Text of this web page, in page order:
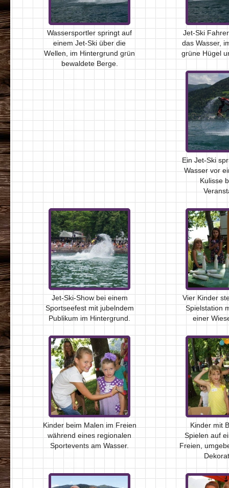
Wassersportler springt auf
einem Jet-Ski über die
Wellen, im Hintergrund grün
bewaldete Berge.
Jet-Ski
das Wasser,
grüne Hügel
Ein Jet-Ski
Wasser vor
Kulisse
Jet-Ski-Show bei einem
Sportseefest mit jubelndem
Publikum im Hintergrund.
Vier Kinder
Spielstation
einer
Kinder beim Malen im Freien
während eines regionalen
Sportevents am Wasser.
Kinder mit
Spielen auf
Freien,